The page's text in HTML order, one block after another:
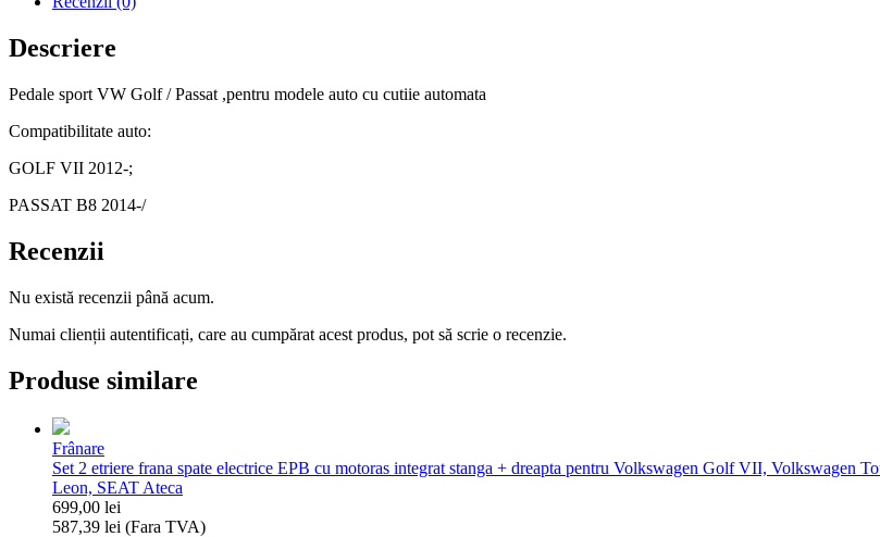
Descriere
Pedale sport VW Golf / Passat ,pentru modele auto cu cutiie automata
Compatibilitate auto:
GOLF VII 2012-;
PASSAT B8 2014-/
Recenzii
Nu există recenzii până acum.
Numai clienții autentificați, care au cumpărat acest produs, pot să scrie o recenzie.
Produse similare
Frânare
Set 2 etriere frana spate electrice EPB cu motoras integrat stanga + dreapta pentru Volkswagen Golf VII,
Leon, SEAT Ateca
699,00 lei
587,39 lei (Fara TVA)